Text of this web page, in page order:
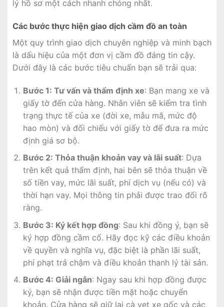
lý hồ sơ một cách nhanh chóng nhất.
Các bước thực hiện giao dịch cầm đồ an toàn
Một quy trình giao dịch chuyên nghiệp và minh bạch
là dấu hiệu của một đơn vị cầm đồ đáng tin cậy.
Dưới đây là các bước tiêu chuẩn bạn sẽ trải qua:
Bước 1: Tư vấn và thẩm định xe: Bạn mang xe và
giấy tờ đến cửa hàng. Nhân viên sẽ kiểm tra tình
trạng thực tế của xe (đời xe, mẫu mã, mức độ
hao mòn) và đối chiếu với giấy tờ để đưa ra mức
định giá sơ bộ.
Bước 2: Thỏa thuận khoản vay và lãi suất: Dựa
trên kết quả thẩm định, hai bên sẽ thỏa thuận về
số tiền vay, mức lãi suất, phí dịch vụ (nếu có) và
thời hạn vay. Mọi thông tin phải được trao đổi rõ
ràng.
Bước 3: Ký kết hợp đồng: Sau khi đồng ý, bạn sẽ
ký hợp đồng cầm cố. Hãy đọc kỹ các điều khoản
về quyền và nghĩa vụ, đặc biệt là phần lãi suất,
phí phạt trả chậm và điều khoản thanh lý tài sản.
Bước 4: Giải ngân: Ngay sau khi hợp đồng được
ký, bạn sẽ nhận được tiền mặt hoặc chuyển
khoản. Cửa hàng sẽ giữ lại cà vẹt xe gốc và các